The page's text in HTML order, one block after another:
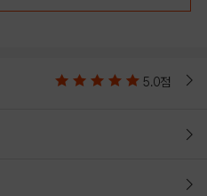
허니컴 메쉬 소재를 사용해 편안함
5.0점